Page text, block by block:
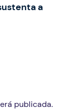
a
publicada.